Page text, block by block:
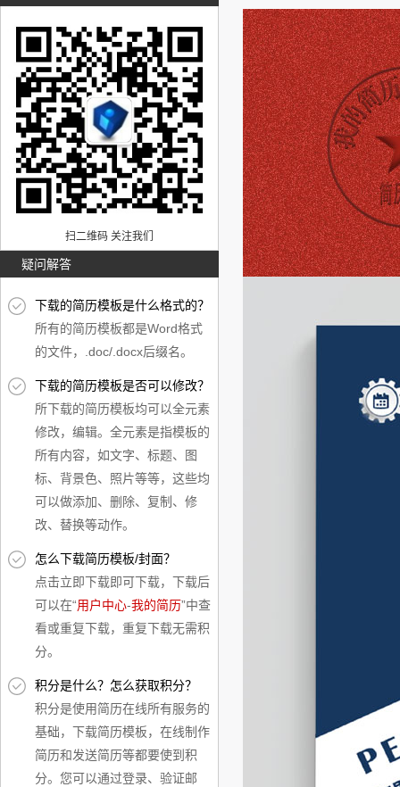
扫二维码 关注我们
疑问解答
下载的简历模板是什么格式的？
所有的简历模板都是Word格式
的文件，.doc/.docx后缀名。
下载的简历模板是否可以修改？
所下载的简历模板均可以全元素
修改，编辑。全元素是指模板的
所有内容，如文字、标题、图
标、背景色、照片等等，这些均
可以做添加、删除、复制、修
改、替换等动作。
怎么下载简历模板/封面？
点击立即下载即可下载，下载后
可以在“用户中心-我的简历”中查
看或重复下载，重复下载无需积
分。
积分是什么？怎么获取积分？
积分是使用简历在线所有服务的
基础，下载简历模板，在线制作
简历和发送简历等都要使到积
分。您可以通过登录、验证邮